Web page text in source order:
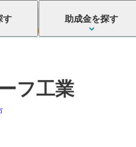
す 助成金を探す
フ工業